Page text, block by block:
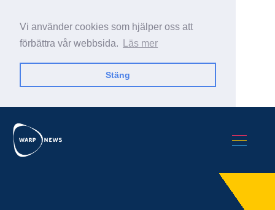
Vi använder cookies som hjälper oss att
förbättra vår webbsida.
Läs mer
Stäng